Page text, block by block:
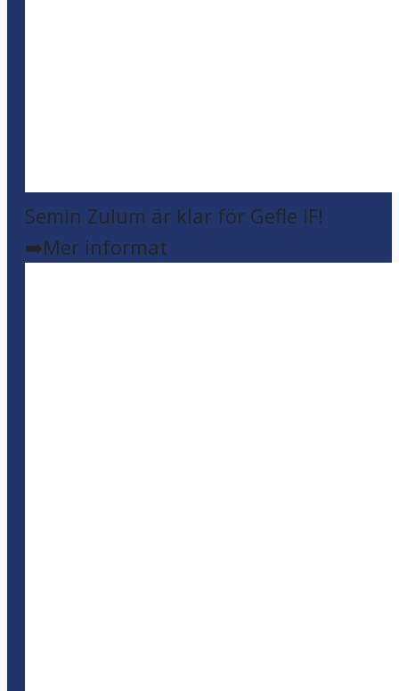
Semin Zulum är klar för Gefle IF!
➡️Mer informat